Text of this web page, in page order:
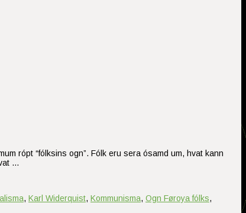
rópt “fólksins ogn”. Fólk eru sera ósamd um, hvat kann
…
, Karl Widerquist, Kommunisma, Ogn Føroya fólks,